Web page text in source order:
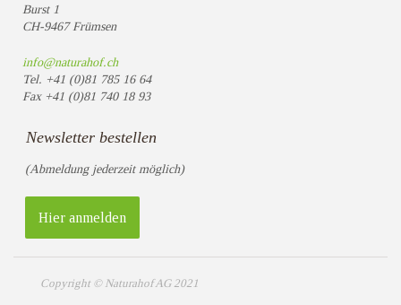
Burst 1
CH-9467 Frümsen
info@naturahof.ch
Tel. +41 (0)81 785 16 64
Fax +41 (0)81 740 18 93
Newsletter bestellen
(Abmeldung jederzeit möglich)
Hier anmelden
Copyright © Naturahof AG 2021